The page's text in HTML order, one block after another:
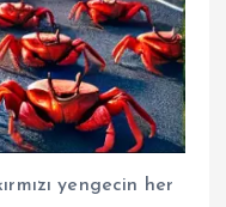
yengecin her